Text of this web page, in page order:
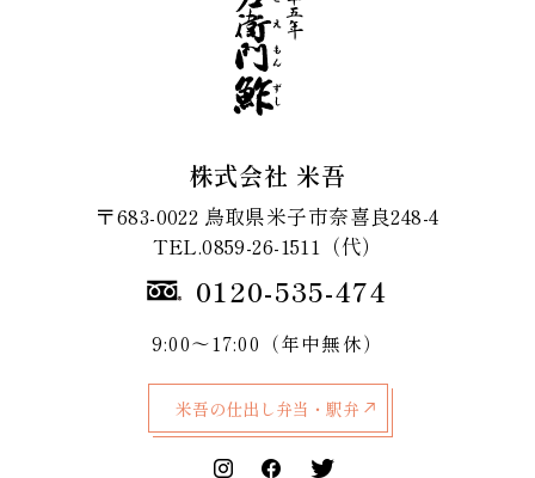
株式会社 米吾
〒683-0022 鳥取県米子市奈喜良248-4
TEL.0859-26-1511（代）
0120-535-474
9:00～17:00（年中無休）
米吾の仕出し弁当・駅弁